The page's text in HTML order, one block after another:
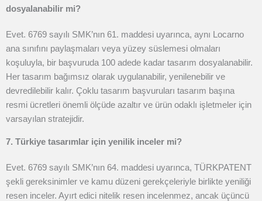
dosyalanabilir mi?
Evet. 6769 sayılı SMK’nın 61. maddesi uyarınca, aynı Locarno
ana sınıfını paylaşmaları veya yüzey süslemesi olmaları
koşuluyla, bir başvuruda 100 adede kadar tasarım dosyalanabilir.
Her tasarım bağımsız olarak uygulanabilir, yenilenebilir ve
devredilebilir kalır. Çoklu tasarım başvuruları tasarım başına
resmi ücretleri önemli ölçüde azaltır ve ürün odaklı işletmeler için
varsayılan stratejidir.
7. Türkiye tasarımlar için yenilik inceler mi?
Evet. 6769 sayılı SMK’nın 64. maddesi uyarınca, TÜRKPATENT
şekli gereksinimler ve kamu düzeni gerekçeleriyle birlikte yeniliği
resen inceler. Ayırt edici nitelik resen incelenmez, ancak üçüncü